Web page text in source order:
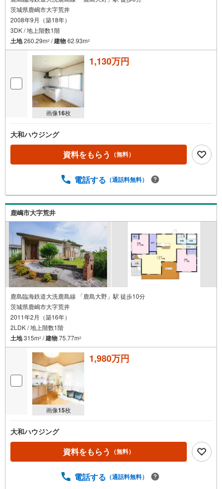
茨城県鹿嶋市大字荒井
2008年9月（築18年）
3DK / 地上階数1階
土地260.29m2 /建物62.93m2
画像16枚
1,130万円
大和ハウジング
資料をもらう （無料）
電話する （通話料無料）
鹿嶋市大字荒井
鹿島臨海鉄道大洗鹿島線 「鹿島大野」駅 徒歩10分
茨城県鹿嶋市大字荒井
2011年2月（築16年）
2LDK / 地上階数1階
土地315m2 /建物75.77m2
画像15枚
1,980万円
大和ハウジング
資料をもらう （無料）
電話する （通話料無料）